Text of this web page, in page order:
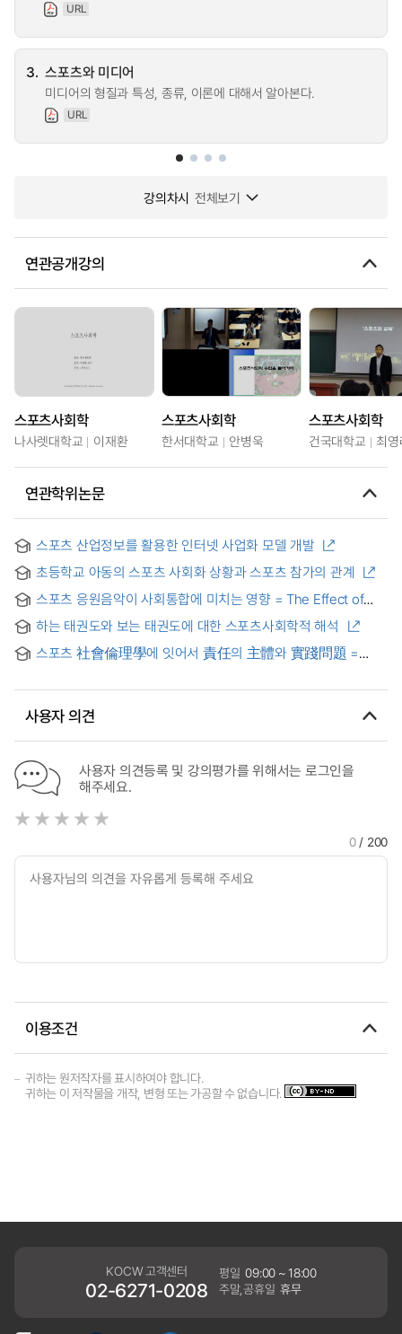
URL
3. 스포츠와 미디어
미디어의 형질과 특성, 종류, 이론에 대해서 알아본다.
URL
강의차시 전체보기
연관공개강의
스포츠사회학
나사렛대학교 이재환
스포츠사회학
한서대학교 안병욱
스포츠사회학
건국대학교 최
연관학위논문
스포츠 산업정보를 활용한 인터넷 사업화 모델 개발
초등학교 아동의 스포츠 사회화 상황과 스포츠 참가의 관계
스포츠 응원음악이 사회통합에 미치는 영향 = The Effect of
Sports Cheer-up-music on Social Integration
하는 태권도와 보는 태권도에 대한 스포츠사회학적 해석
스포츠 社會倫理學에 잇어서 責任의 主體와 實踐問題 =
subject of the responsibility in sport social ethics
사용자 의견
사용자 의견등록 및 강의평가를 위해서는 로그인을
해주세요.
0/ 200
이용조건
귀하는 원저작자를 표시하여야 합니다.
귀하는 이 저작물을 개작, 변형 또는 가공할 수 없습니다.
KOCW 고객센터
02-6271-0208
평일 09:00 ~ 18:00
주말,공휴일 휴무